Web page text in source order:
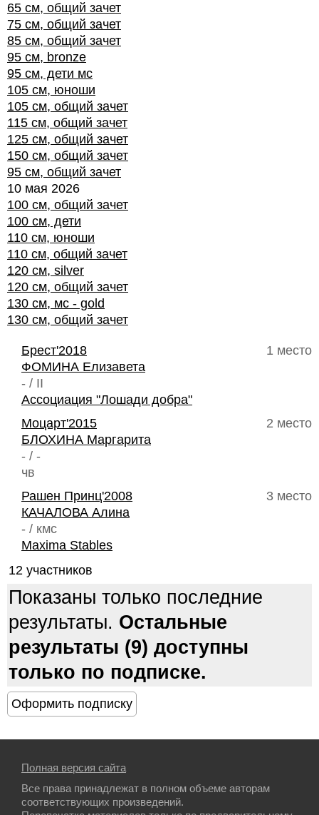
65 см, общий зачет
75 см, общий зачет
85 см, общий зачет
95 см, bronze
95 см, дети мс
105 см, юноши
105 см, общий зачет
115 см, общий зачет
125 см, общий зачет
150 см, общий зачет
95 см, общий зачет
10 мая 2026
100 см, общий зачет
100 см, дети
110 см, юноши
110 см, общий зачет
120 см, silver
120 см, общий зачет
130 см, мс - gold
130 см, общий зачет
1 место
Брест'2018
ФОМИНА Елизавета
- / II
Ассоциация "Лошади добра"
2 место
Моцарт'2015
БЛОХИНА Маргарита
- / -
чв
3 место
Рашен Принц'2008
КАЧАЛОВА Алина
- / кмс
Maxima Stables
12 участников
Показаны только последние
результаты. Остальные
результаты (9) доступны
только по подписке.
Полная версия сайта
Все права принадлежат в полном объеме авторам
соответствующих произведений.